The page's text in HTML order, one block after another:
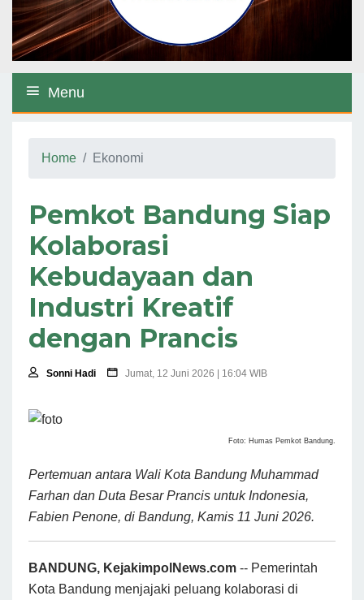
Menu
Home Ekonomi
Pemkot Bandung Siap
Kolaborasi
Kebudayaan dan
Industri Kreatif
dengan Prancis
Sonni Hadi Jumat, 12 Juni 2026 | 16:04 WIB
Foto: Humas Pemkot Bandung.
Pertemuan antara Wali Kota Bandung Muhammad
Farhan dan Duta Besar Prancis untuk Indonesia,
Fabien Penone, di Bandung, Kamis 11 Juni 2026.
BANDUNG, KejakimpolNews.com -- Pemerintah
Kota Bandung menjajaki peluang kolaborasi di